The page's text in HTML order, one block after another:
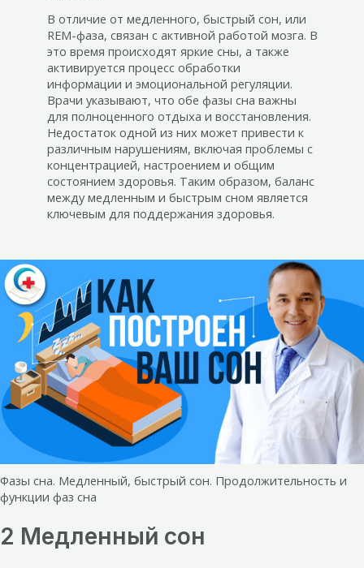
В отличие от медленного, быстрый сон, или
REM-фаза, связан с активной работой мозга. В
это время происходят яркие сны, а также
активируется процесс обработки
информации и эмоциональной регуляции.
Врачи указывают, что обе фазы сна важны
для полноценного отдыха и восстановления.
Недостаток одной из них может привести к
различным нарушениям, включая проблемы с
концентрацией, настроением и общим
состоянием здоровья. Таким образом, баланс
между медленным и быстрым сном является
ключевым для поддержания здоровья.
Фазы сна. Медленный, быстрый сон. Продолжительность и
функции фаз сна
2 Медленный сон